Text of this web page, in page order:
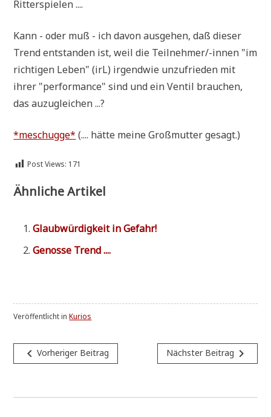
Ritterspielen ....
Kann - oder muß - ich davon aus­ge­hen, daß die­ser
Trend ent­stan­den ist, weil die Teil­neh­mer/-innen "im
rich­ti­gen Leben" (irL) irgend­wie unzu­frie­den mit
ihrer "per­for­mance" sind und ein Ven­til brau­chen,
das auzugleichen ...?
*meschug­ge* (.... hät­te mei­ne Groß­mutter gesagt.)
Post Views: 171
Ähnliche Artikel
Glaub­wür­dig­keit in Gefahr!
Genos­se Trend ....
Veröffentlicht inKurios
Beitragsnavigation
navigate_beforeVorheriger Beitrag Nächster Beitrag navigate_next